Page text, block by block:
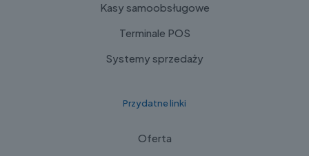
Kasy samoobsługowe
Terminale POS
Systemy sprzedaży
Przydatne linki
Oferta